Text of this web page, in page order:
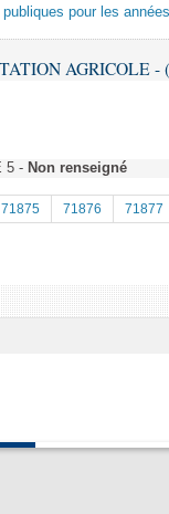
pour les
AGRICOLE -
5 - Non renseigné
71875 71876 71877